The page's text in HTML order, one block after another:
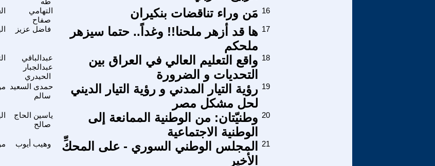
التهامي
صفاح
مَن وراء تناقضات بنكيران 16
فاضل عزيز
ها قد أزهر ملحنا!! وغداً.. حتما سيزهر
ملحكم
17
عبدالباقي
عبدالجبار
الحيدري
واقع التعليم العالي في العراق بين
التحديات و الضرورة
18
حمدى السعيد
سالم
رؤية التيار المدني و رؤية التيار الديني
لحل مشكل مصر
19
ياسين الحاج
صالح
وطنيّتان: من الوطنية الممانعة إلى
الوطنية الاجتماعية
20
وهيب أيوب
المجلس الوطني السوري - على المحكِّ
الأخير
21